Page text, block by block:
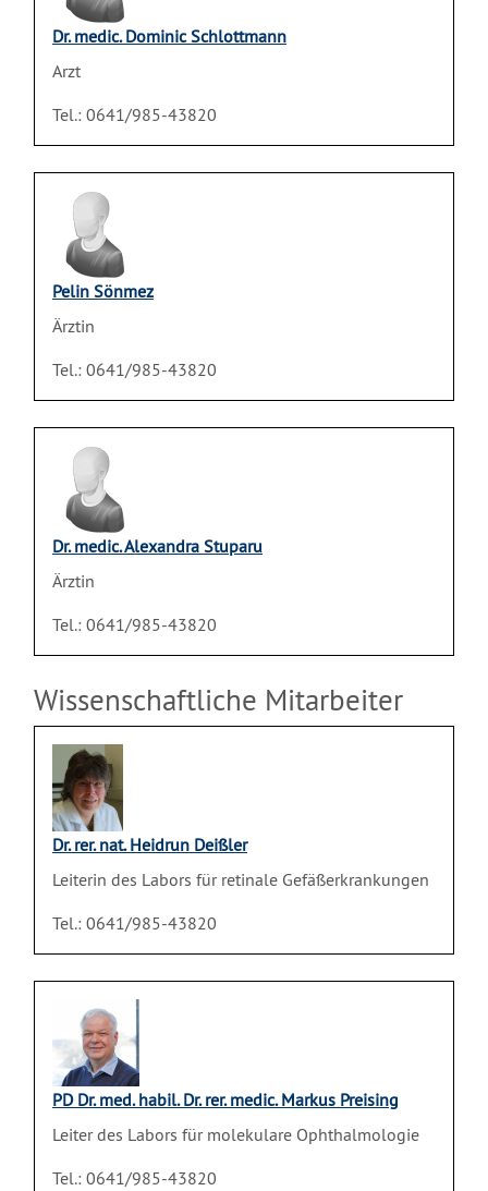
Dr. medic. Dominic Schlottmann
Arzt
Tel.: 0641/985-43820
Pelin Sönmez
Ärztin
Tel.: 0641/985-43820
Dr. medic. Alexandra Stuparu
Ärztin
Tel.: 0641/985-43820
Wissenschaftliche Mitarbeiter
Dr. rer. nat. Heidrun Deißler
Leiterin des Labors für retinale Gefäßerkrankungen
Tel.: 0641/985-43820
PD Dr. med. habil. Dr. rer. medic. Markus Preising
Leiter des Labors für molekulare Ophthalmologie
Tel.: 0641/985-43820